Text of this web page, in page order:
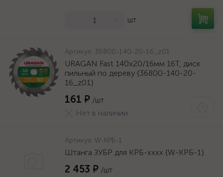
шт
Артикул: 36800-140-20-16_z01
URAGAN Fast 140x20/16мм 16Т, диск
пильный по дереву {36800-140-20-
16_z01}
161 ₽ /шт
Нет в наличии
Артикул: W-КРБ-1
Штанга ЗУБР для КРБ-хххх {W-КРБ-1}
2 453 ₽ /шт